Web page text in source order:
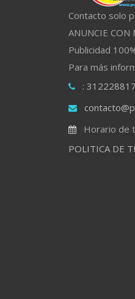
Contacto solo
ANUNCIE CON
Publicidad
Para más
:
Horario de
POLITICA DE